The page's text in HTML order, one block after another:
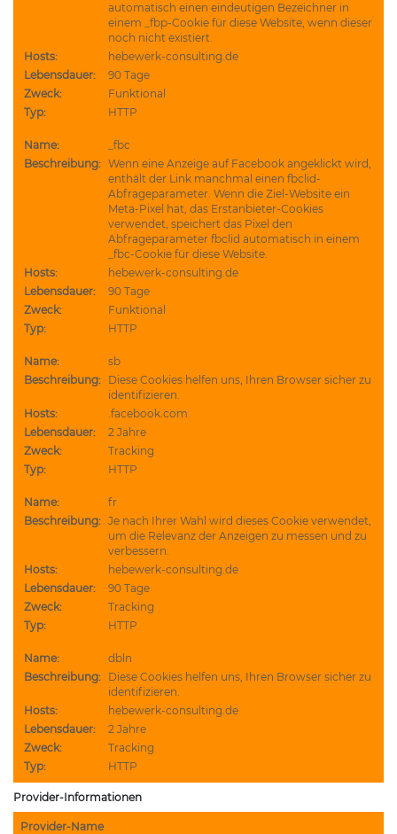
automatisch einen eindeutigen Bezeichner in
einem _fbp-Cookie für diese Website, wenn dieser
noch nicht existiert.
Hosts:
hebewerk-consulting.de
Lebensdauer:
90 Tage
Zweck:
Funktional
Typ:
HTTP
Name:
_fbc
Beschreibung: Wenn eine Anzeige auf Facebook angeklickt wird,
enthält der Link manchmal einen fbclid-
Abfrageparameter. Wenn die Ziel-Website ein
Meta-Pixel hat, das Erstanbieter-Cookies
verwendet, speichert das Pixel den
Abfrageparameter fbclid automatisch in einem
_fbc-Cookie für diese Website.
Hosts:
hebewerk-consulting.de
Lebensdauer:
90 Tage
Zweck:
Funktional
Typ:
HTTP
Name:
sb
Beschreibung: Diese Cookies helfen uns, Ihren Browser sicher zu
identifizieren.
Hosts:
.facebook.com
Lebensdauer:
2 Jahre
Zweck:
Tracking
Typ:
HTTP
Name:
fr
Beschreibung: Je nach Ihrer Wahl wird dieses Cookie verwendet,
um die Relevanz der Anzeigen zu messen und zu
verbessern.
Hosts:
hebewerk-consulting.de
Lebensdauer:
90 Tage
Zweck:
Tracking
Typ:
HTTP
Name:
dbln
Beschreibung: Diese Cookies helfen uns, Ihren Browser sicher zu
identifizieren.
Hosts:
hebewerk-consulting.de
Lebensdauer:
2 Jahre
Zweck:
Tracking
Typ:
HTTP
Provider-Informationen
Provider-Name